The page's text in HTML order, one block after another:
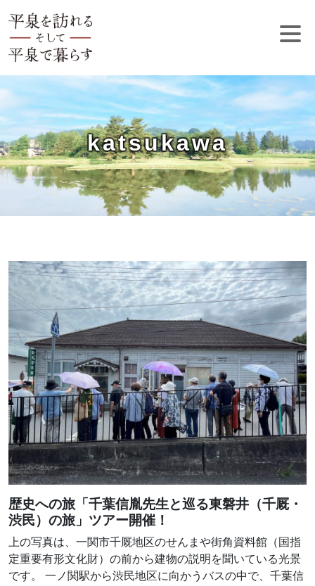
katsukawa
歴史への旅「千葉信胤先生と巡る東磐井（千厩・
渋民）の旅」ツアー開催！
上の写真は、一関市千厩地区のせんまや街角資料館（国指
定重要有形文化財）の前から建物の説明を聞いている光景
です。 一ノ関駅から渋民地区に向かうバスの中で、千葉信